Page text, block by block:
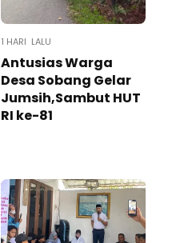
1 HARI LALU
Antusias Warga
Desa Sobang Gelar
Jumsih,Sambut HUT
RI ke-81